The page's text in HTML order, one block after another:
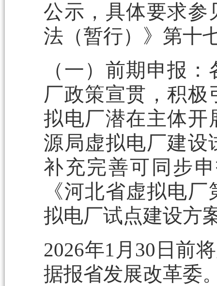
公示，具体要求参
法（暂行）》第十
（一）前期申报
厂政策宣贯，积
拟电厂潜在主体开
源局虚拟电厂建设
补充完善可同步
《河北省虚拟电
拟电厂试点建设方
2026年1月30日前
据报省发展改革委